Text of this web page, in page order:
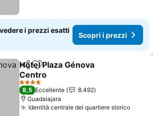
i prezzi esatti
Scopri i prezzi
CondividiAggiungi ai preferiti
Hotel Plaza Génova
Centro
4 Stelle
8,5 Eccellente
8.492
Guadalajara
Identità centrale del quartiere storico